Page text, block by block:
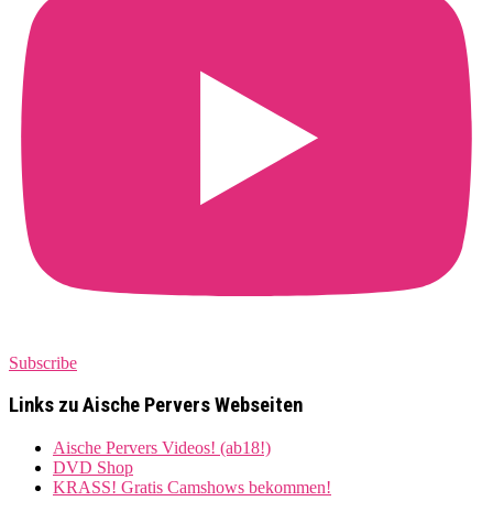
Subscribe
Links zu Aische Pervers Webseiten
Aische Pervers Videos! (ab18!)
DVD Shop
KRASS! Gratis Camshows bekommen!